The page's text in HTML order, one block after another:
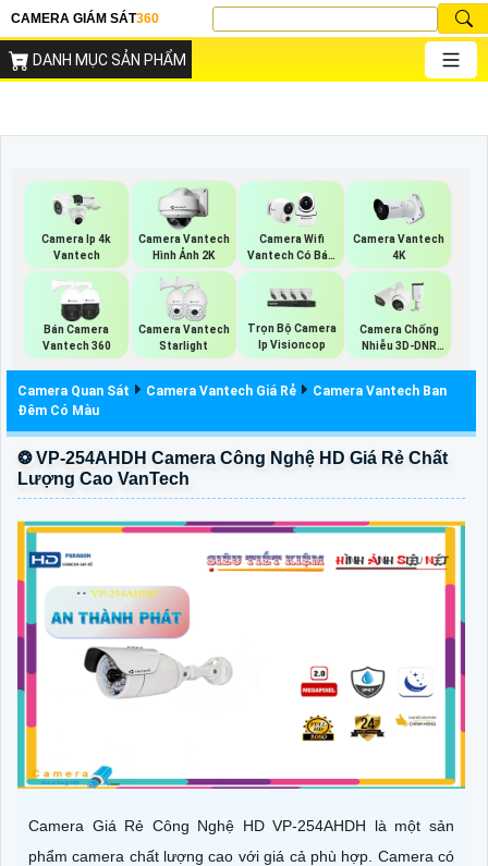
CAMERA GIÁM SÁT360
DANH MỤC SẢN PHẨM
Camera Ip 4k
Vantech
Camera Vantech
Hình Ảnh 2K
Camera Wifi
Vantech Có Báo
Động
Camera Vantech
4K
Bán Camera
Vantech 360
Camera Vantech
Starlight
Trọn Bộ Camera
Ip Visioncop
Camera Chống
Nhiễu 3D-DNR
Dahua
Camera Quan Sát Camera Vantech Giá Rẻ
Camera Vantech Ban
Đêm Có Màu
❂ VP-254AHDH Camera Công Nghệ HD Giá Rẻ Chất
Lượng Cao VanTech
Camera Giá Rẻ Công Nghệ HD VP-254AHDH là một sản
phẩm camera chất lượng cao với giá cả phù hợp. Camera có